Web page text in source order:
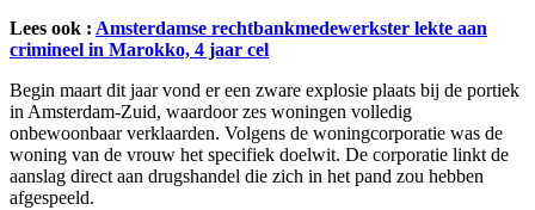
Lees ook : Amsterdamse rechtbankmedewerkster lekte aan
crimineel in Marokko, 4 jaar cel
Begin maart dit jaar vond er een zware explosie plaats bij de portiek
in Amsterdam-Zuid, waardoor zes woningen volledig
onbewoonbaar verklaarden. Volgens de woningcorporatie was de
woning van de vrouw het specifiek doelwit. De corporatie linkt de
aanslag direct aan drugshandel die zich in het pand zou hebben
afgespeeld.